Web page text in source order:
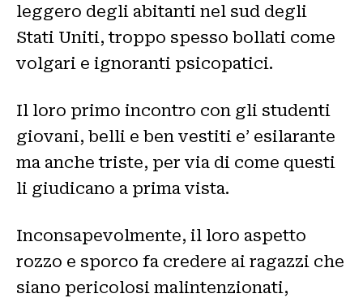
leggero degli abitanti nel sud degli
Stati Uniti, troppo spesso bollati come
volgari e ignoranti psicopatici.
Il loro primo incontro con gli studenti
giovani, belli e ben vestiti e’ esilarante
ma anche triste, per via di come questi
li giudicano a prima vista.
Inconsapevolmente, il loro aspetto
rozzo e sporco fa credere ai ragazzi che
siano pericolosi malintenzionati,